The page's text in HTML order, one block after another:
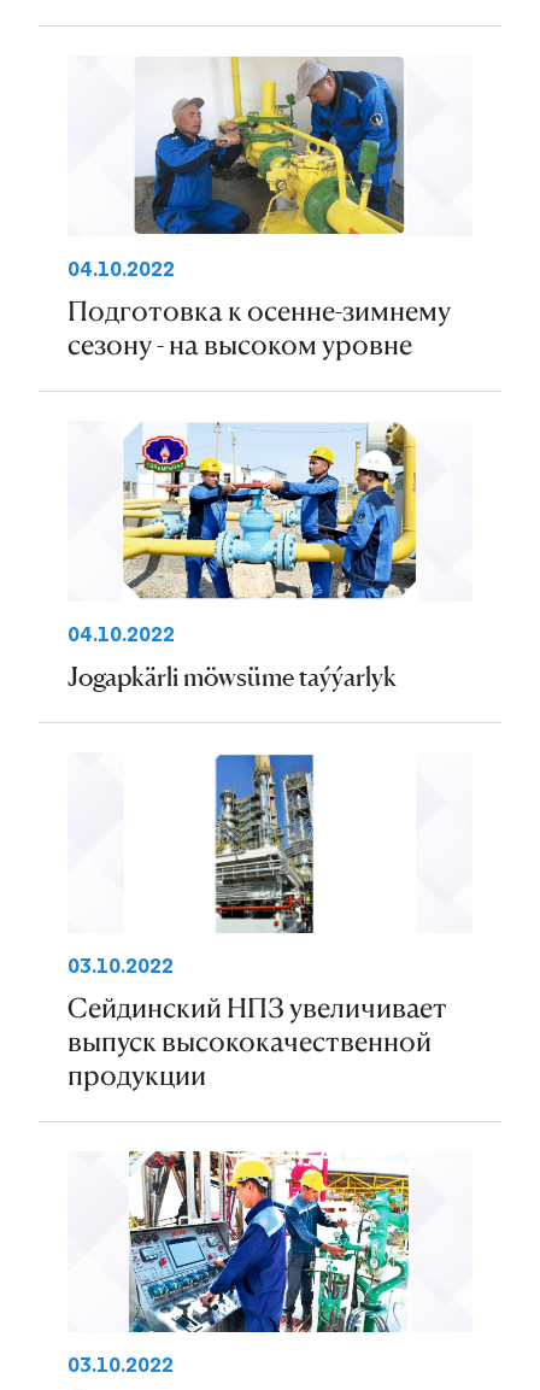
04.10.2022
Подготовка к осенне-зимнему
сезону - на высоком уровне
04.10.2022
Jogapkärli möwsüme taýýarlyk
03.10.2022
Сейдинский НПЗ увеличивает
выпуск высококачественной
продукции
03.10.2022